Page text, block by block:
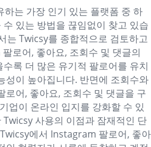
는 가장 인기 있는 플랫폼 중 하
있는 방법을 끊임없이 찾고 있습
는 Twicsy를 종합적으로 검토하고
로어, 좋아요, 조회수 및 댓글의
록 더 많은 유기적 팔로어를 유치
성이 높아집니다. 반면에 조회수와
어, 좋아요, 조회수 및 댓글을 구
업이 온라인 입지를 강화할 수 있
사용의 이점과 잠재적인 단
에서 Instagram 팔로어, 좋아